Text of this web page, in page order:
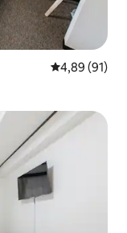
Évaluation
4,89 (91)